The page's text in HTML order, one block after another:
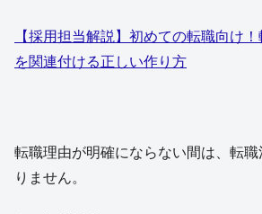
【採用担当解説】初めての転職向け
を関連付ける正しい作り方
転職理由が明確にならない間は、転
りません。